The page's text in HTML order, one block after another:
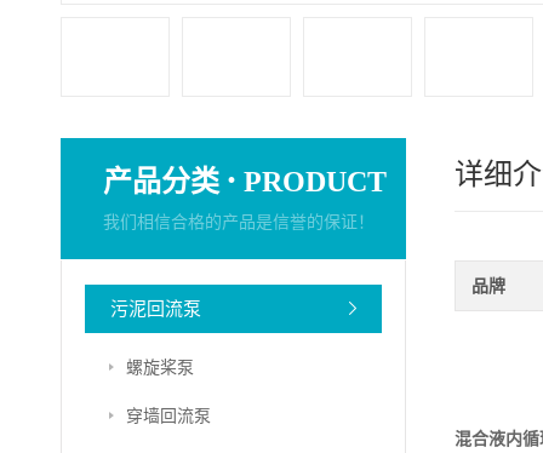
产品分类 · PRODUCT
我们相信合格的产品是信誉的保证！
污泥回流泵
螺旋桨泵
穿墙回流泵
详细
品牌
混合液内